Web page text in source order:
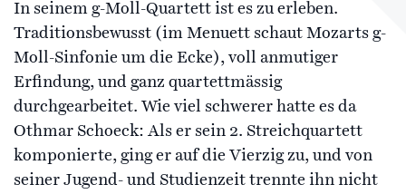
In seinem g-Moll-Quartett ist es zu erleben.
Traditionsbewusst (im Menuett schaut Mozarts g-
Moll-Sinfonie um die Ecke), voll anmutiger
Erfindung, und ganz quartettmässig
durchgearbeitet. Wie viel schwerer hatte es da
Othmar Schoeck: Als er sein 2. Streichquartett
komponierte, ging er auf die Vierzig zu, und von
seiner Jugend- und Studienzeit trennte ihn nicht